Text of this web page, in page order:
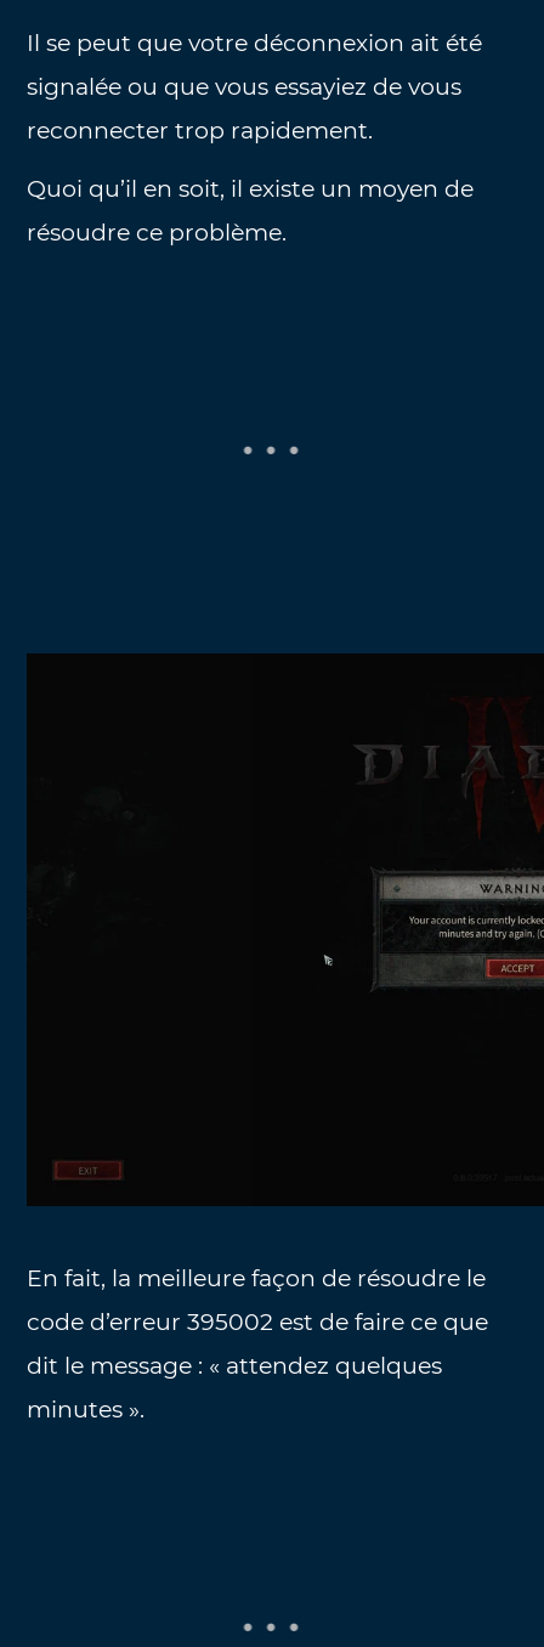
Il se peut que votre déconnexion ait été
signalée ou que vous essayiez de vous
reconnecter trop rapidement.
Quoi qu’il en soit, il existe un moyen de
résoudre ce problème.
En fait, la meilleure façon de résoudre le
code d’erreur 395002 est de faire ce que
dit le message : « attendez quelques
minutes ».